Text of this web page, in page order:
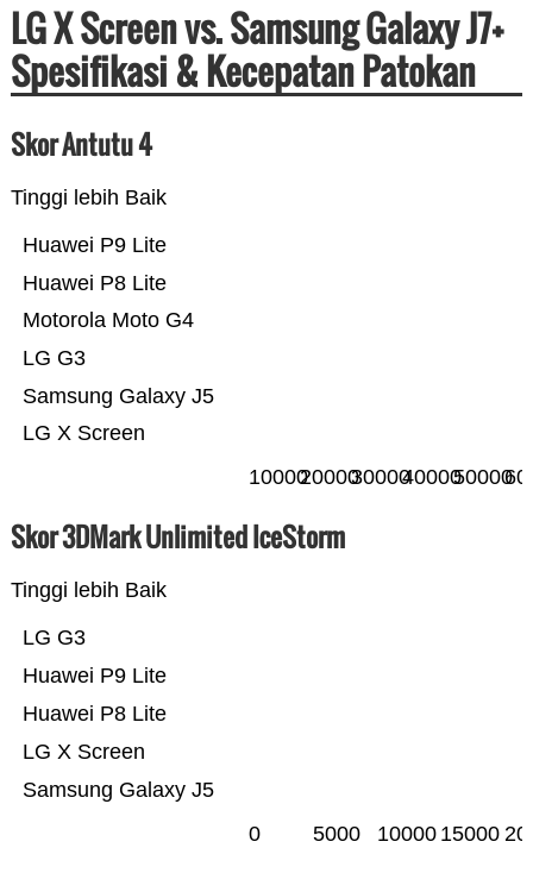
LG X Screen vs. Samsung Galaxy J7+
Spesifikasi & Kecepatan Patokan
Skor Antutu 4
Tinggi lebih Baik
LG X Screen
Samsung Galaxy J5
LG G3
Motorola Moto G4
Huawei P8 Lite
Huawei P9 Lite
1000020000300004000050000
Skor 3DMark Unlimited IceStorm
Tinggi lebih Baik
Samsung Galaxy J5
LG X Screen
Huawei P8 Lite
Huawei P9 Lite
LG G3
0 5000 10000 15000